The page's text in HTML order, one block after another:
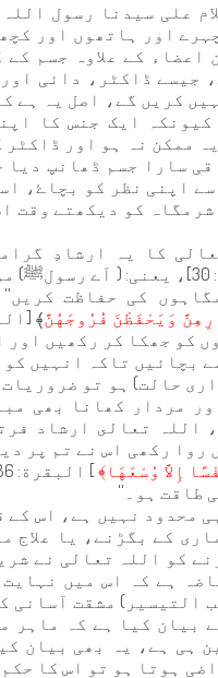
علی سیدنا رسول
اور ہاتھوں اور
اعضاء کے علاوہ جسم
جیسے ڈاکٹر، دائی
کریں گے، اصل یہ ہے
ایک جنس کا
ممکن نہ ہو اور
سارا جسم ڈھانپ
اپنی نظر کو بچاۓ،
کو دیکھتے وقت
کا یہ ارشادِ
﴾ [النور: 30]، یعنی: ( اَے
کی حفاظت
وَيَحْفَظْنَ فُرُوجَهُنَّ
کو جھکا کر رکھیں
بچائیں تاکہ انہیں
حالت) ہو تو
مردار کھانا بھی
اللہ تعالى ارشاد
نہیں روا رکھی اس نے تم
إِلاَّ وُسْعَهَا﴾
طاقت ہو۔''
محدود نہیں ہے، اس
کے بگڑنے، یا علاج
کو اللہ تعالی نے
ہے کہ اس میں
التيسير) مشقت آسانی
بیان کیا ہے کہ ماہر
ہی ہے، یہ بھی بیان
ہوتا ہو تو اس کا